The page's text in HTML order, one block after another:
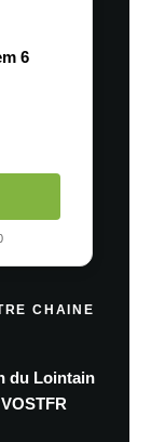
6
CHAINE
du Lointain